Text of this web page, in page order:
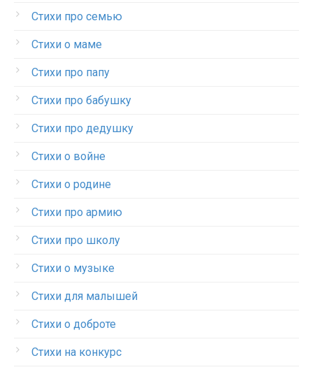
Стихи про семью
Стихи о маме
Стихи про папу
Стихи про бабушку
Стихи про дедушку
Стихи о войне
Стихи о родине
Стихи про армию
Стихи про школу
Стихи о музыке
Стихи для малышей
Стихи о доброте
Стихи на конкурс